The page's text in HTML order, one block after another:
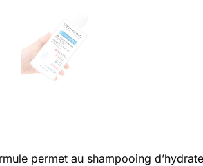
permet au shampooing